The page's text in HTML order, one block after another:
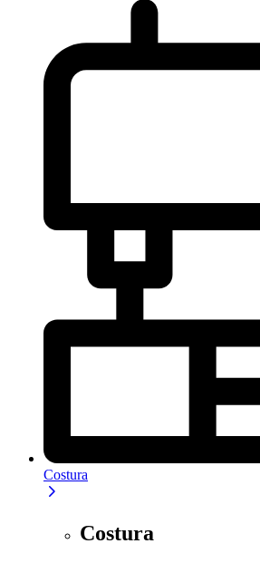
Costura
Costura